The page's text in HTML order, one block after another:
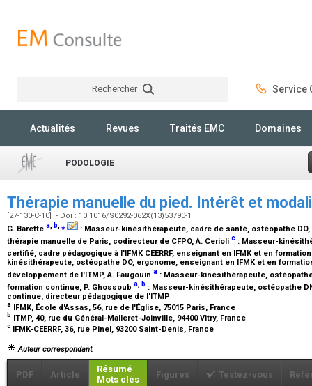
Rechercher Service
Actualités Revues Traités EMC Domaines
PODOLOGIE
Thérapie manuelle du pied. Intérêt et
[27-130-C-10] - Doi : 10.1016/S0292-062X(13)53790-1
G. Barette a, b,⁎ : Masseur-kinésithérapeute, cadre de santé, ostéopathe
thérapie manuelle de Paris, codirecteur de CFPO, A. Cerioli c : Masseur-
certifié, cadre pédagogique à l'IFMK CEERRF, enseignant en IFMK et en
kinésithérapeute, ostéopathe DO, ergonome, enseignant en IFMK et en
développement de l'ITMP, A. Faugouin a : Masseur-kinésithérapeute,
formation continue, P. Ghossoub a b : Masseur-kinésithérapeute, ostéopathe
continue, directeur pédagogique de l'ITMP
a IFMK, École d'Assas, 56, rue de l'Église, 75015 Paris, France
b ITMP, 40, rue du Général-Malleret-Joinville, 94400 Vitry, France
c IFMK-CEERRF, 36, rue Pinel, 93200 Saint-Denis, France
Auteur correspondant.
PDF Article
Résumé
Mots clés
Figures Testez-vous